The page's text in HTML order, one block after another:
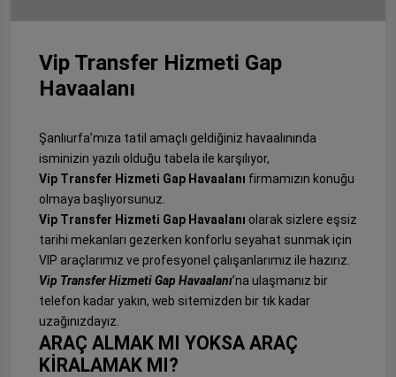
Vip Transfer Hizmeti Gap
Havaalanı
Şanlıurfa’mıza tatil amaçlı geldiğiniz havaalınında
isminizin yazılı olduğu tabela ile karşılıyor,
Vip Transfer Hizmeti Gap Havaalanı firmamızın konuğu
olmaya başlıyorsunuz.
Vip Transfer Hizmeti Gap Havaalanı olarak sizlere eşsiz
tarihi mekanları gezerken konforlu seyahat sunmak için
VIP araçlarımız ve profesyonel çalışanlarımız ile hazırız.
Vip Transfer Hizmeti Gap Havaalanı’na ulaşmanız bir
telefon kadar yakın, web sitemizden bir tık kadar
uzağınızdayız.
ARAÇ ALMAK MI YOKSA ARAÇ
KİRALAMAK MI?